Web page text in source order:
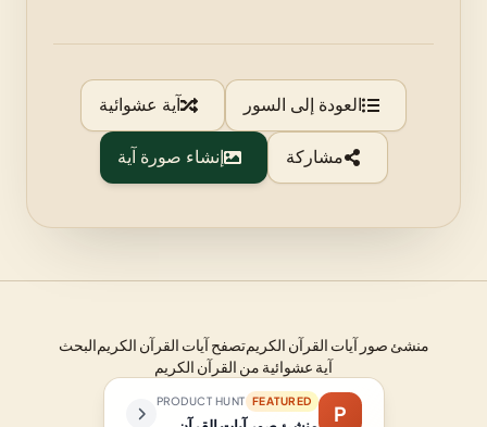
العودة إلى السور آية عشوائية
مشاركة إنشاء صورة آية
منشئ صور آيات القرآن الكريمتصفح آيات القرآن الكريمالبحث
آية عشوائية من القرآن الكريم
P
FEATURED
PRODUCT HUNT